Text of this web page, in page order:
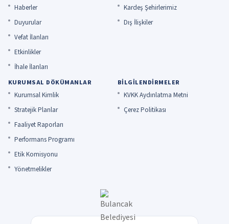
Haberler
Duyurular
Vefat İlanları
Etkinlikler
İhale İlanları
Kardeş Şehirlerimiz
Dış İlişkiler
KURUMSAL DÖKÜMANLAR
Kurumsal Kimlik
Stratejik Planlar
Faaliyet Raporları
Performans Programı
Etik Komisyonu
Yönetmelikler
BILGILENDIRMELER
KVKK Aydınlatma Metni
Çerez Politikası